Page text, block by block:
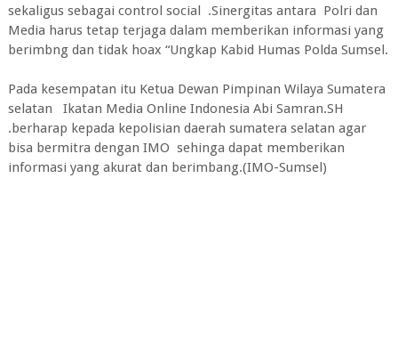
sekaligus sebagai control social .Sinergitas antara Polri dan
Media harus tetap terjaga dalam memberikan informasi yang
berimbng dan tidak hoax “Ungkap Kabid Humas Polda Sumsel.
Pada kesempatan itu Ketua Dewan Pimpinan Wilaya Sumatera
selatan Ikatan Media Online Indonesia Abi Samran.SH
.berharap kepada kepolisian daerah sumatera selatan agar
bisa bermitra dengan IMO sehinga dapat memberikan
informasi yang akurat dan berimbang.(IMO-Sumsel)